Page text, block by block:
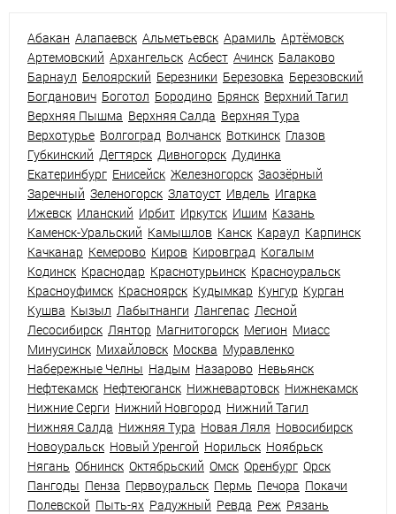
Абакан Алапаевск Альметьевск Арамиль Артёмовск
Артемовский Архангельск Асбест Ачинск Балаково
Барнаул Белоярский Березники Березовка Березовский
Богданович Боготол Бородино Брянск Верхний Тагил
Верхняя Пышма Верхняя Салда Верхняя Тура
Верхотурье Волгоград Волчанск Воткинск Глазов
Губкинский Дегтярск Дивногорск Дудинка
Екатеринбург Енисейск Железногорск Заозёрный
Заречный Зеленогорск Златоуст Ивдель Игарка
Ижевск Иланский Ирбит Иркутск Ишим Казань
Каменск-Уральский Камышлов Канск Караул Карпинск
Качканар Кемерово Киров Кировград Когалым
Кодинск Краснодар Краснотурьинск Красноуральск
Красноуфимск Красноярск Кудымкар Кунгур Курган
Кушва Кызыл Лабытнанги Лангепас Лесной
Лесосибирск Лянтор Магнитогорск Мегион Миасс
Минусинск Михайловск Москва Муравленко
Набережные Челны Надым Назарово Невьянск
Нефтекамск Нефтеюганск Нижневартовск Нижнекамск
Нижние Серги Нижний Новгород Нижний Тагил
Нижняя Салда Нижняя Тура Новая Ляля Новосибирск
Новоуральск Новый Уренгой Норильск Ноябрьск
Нягань Обнинск Октябрьский Омск Оренбург Орск
Пангоды Пенза Первоуральск Пермь Печора Покачи
Полевской Пыть-ях Радужный Ревда Реж Рязань